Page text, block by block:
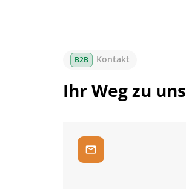
Kontakt
Ihr Weg zu uns
mail